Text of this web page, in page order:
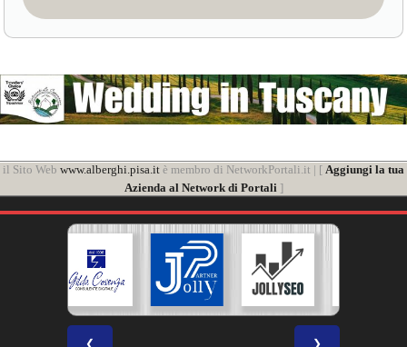
il Sito Web www.alberghi.pisa.it è membro di NetworkPortali.it | [ Aggiungi la tua
Azienda al Network di Portali]
❮ ❯